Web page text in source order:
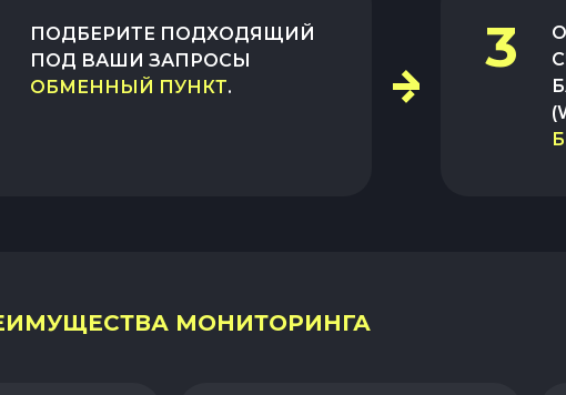
ПОДБЕРИТЕ ПОДХОДЯЩИЙ
ПОД ВАШИ ЗАПРОСЫ
ОБМЕННЫЙ ПУНКТ.
3
МОНИТОРИНГА